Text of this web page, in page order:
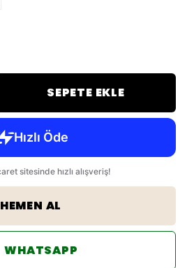
SEPETE EKLE
HEMEN AL
WHATSAPP